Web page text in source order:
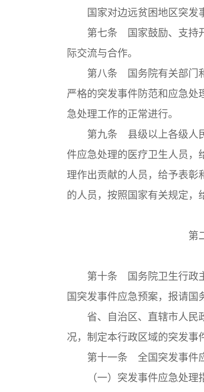
国家对边远贫困地区突发事
第七条 国家鼓励、支持开
际交流与合作。
第八条 国务院有关部门和
严格的突发事件防范和应急处
急处理工作的正常进行。
第九条 县级以上各级人民
件应急处理的医疗卫生人员，
理作出贡献的人员，给予表彰
的人员，按照国家有关规定，
第
第十条 国务院卫生行政主
国突发事件应急预案，报请国
省、自治区、直辖市人民政
况，制定本行政区域的突发事
第十一条 全国突发事件应
（一）突发事件应急处理指